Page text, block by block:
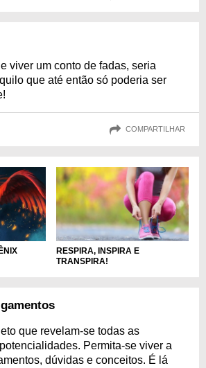
viver um conto de fadas, seria
que até então só poderia ser
COMPARTILHAR
RESPIRA, INSPIRA E
TRANSPIRA!
que revelam-se todas as
Permita-se viver a
dúvidas e conceitos. É lá